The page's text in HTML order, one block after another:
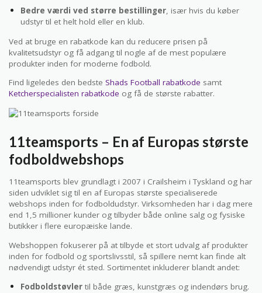
Bedre værdi ved større bestillinger, især hvis du køber
udstyr til et helt hold eller en klub.
Ved at bruge en rabatkode kan du reducere prisen på
kvalitetsudstyr og få adgang til nogle af de mest populære
produkter inden for moderne fodbold.
Find ligeledes den bedste Shads Football rabatkode samt
Ketcherspecialisten rabatkode og få de største rabatter.
11teamsports – En af Europas største
fodboldwebshops
11teamsports blev grundlagt i 2007 i Crailsheim i Tyskland og har
siden udviklet sig til en af Europas største specialiserede
webshops inden for fodboldudstyr. Virksomheden har i dag mere
end 1,5 millioner kunder og tilbyder både online salg og fysiske
butikker i flere europæiske lande.
Webshoppen fokuserer på at tilbyde et stort udvalg af produkter
inden for fodbold og sportslivsstil, så spillere nemt kan finde alt
nødvendigt udstyr ét sted. Sortimentet inkluderer blandt andet:
Fodboldstøvler til både græs, kunstgræs og indendørs brug.